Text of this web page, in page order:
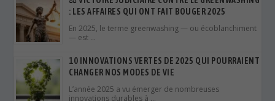
L’année 2025 a vu émerger de nombreuses
innovations durables à …
QUAND L’ÉNERGIE RENOUVELABLE DEVIENT MOINS
L’année 2025 marque un tournant décisif : dans plus de
…